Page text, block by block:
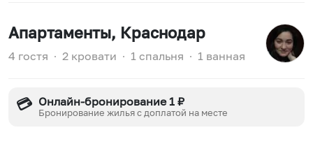
Апартаменты, Краснодар
4 гостя ∙ 2 кровати ∙ 1 спальня ∙ 1 ванная
💳 Онлайн-бронирование 1 ₽
Бронирование жилья с доплатой на месте